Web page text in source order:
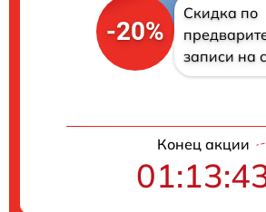
-20%
Скидка по
записи на
Конец акции